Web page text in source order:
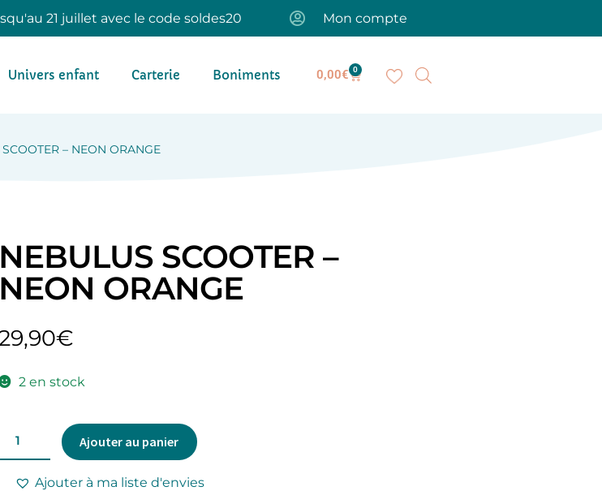
21 juillet avec le code soldes20 Mon compte
Univers enfant Carterie Boniments 0,00€ 0
– NEON ORANGE
NEBULUS SCOOTER –
NEON ORANGE
€
2 en stock
Ajouter au panier
Ajouter à ma liste d'envies